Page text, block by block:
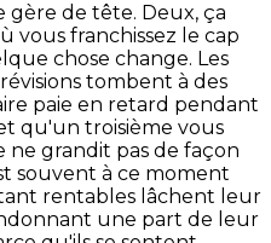
gère de tête. Deux, ça
vous franchissez le cap
chose change. Les
tombent à des
paie en retard pendant
qu'un troisième vous
ne grandit pas de façon
souvent à ce moment
rentables lâchent leur
une part de leur